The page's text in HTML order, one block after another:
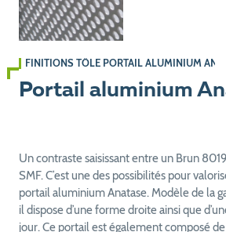
FINITIONS TÔLE PORTAIL ALUMINIUM
Portail aluminium
Un contraste saisissant entre un Brun
SMF. C’est une des possibilités pour
portail aluminium Anatase. Modèle de la
il dispose d’une forme droite ainsi que
jour. Ce portail est également composé